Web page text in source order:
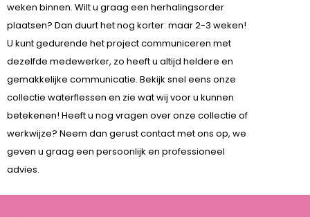
weken binnen. Wilt u graag een herhalingsorder
plaatsen? Dan duurt het nog korter: maar 2-3 weken!
U kunt gedurende het project communiceren met
dezelfde medewerker, zo heeft u altijd heldere en
gemakkelijke communicatie. Bekijk snel eens onze
collectie waterflessen en zie wat wij voor u kunnen
betekenen! Heeft u nog vragen over onze collectie of
werkwijze? Neem dan gerust contact met ons op, we
geven u graag een persoonlijk en professioneel
advies.